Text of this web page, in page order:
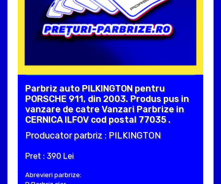
Parbriz auto PILKINGTON pentru
PORSCHE 911, din 2003. Produs pus in
vanzare de catre Vanzari Parbrize in
CERNICA ILFOV cod postal 77035 .
Producator parbriz : PILKINGTON
Pret : 390 Lei
Abrevieri parbrize: